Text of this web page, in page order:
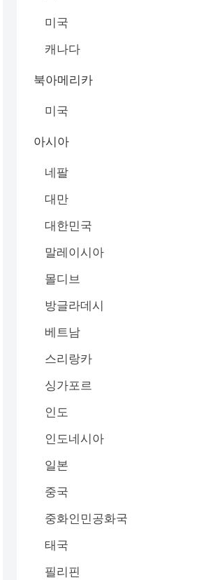
미국
캐나다
북아메리카
미국
아시아
네팔
대만
대한민국
말레이시아
몰디브
방글라데시
베트남
스리랑카
싱가포르
인도
인도네시아
일본
중국
중화인민공화국
태국
필리핀